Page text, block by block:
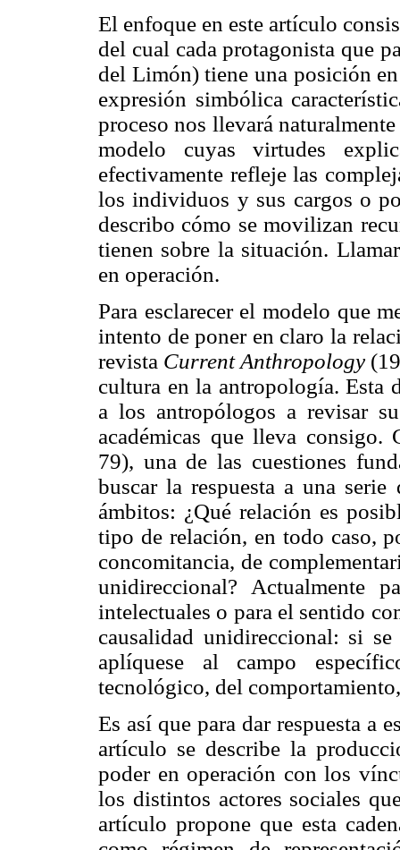
El enfoque en este artículo
del cual cada protagonista que
del Limón) tiene una posición
expresión simbólica
proceso nos llevará
modelo cuyas virtudes
efectivamente refleje las
los individuos y sus cargos o
describo cómo se movilizan
tienen sobre la situación.
en operación.
Para esclarecer el modelo que
intento de poner en claro la
revista Current Anthropology
cultura en la antropología. Esta
a los antropólogos a revisar
académicas que lleva consigo.
79), una de las cuestiones
buscar la respuesta a una
ámbitos: ¿Qué relación es
tipo de relación, en todo caso,
concomitancia, de
unidireccional? Actualmente
intelectuales o para el sentido
causalidad unidireccional: si
aplíquese al campo
tecnológico, del
Es así que para dar respuesta a
artículo se describe la
poder en operación con los
los distintos actores sociales
artículo propone que esta